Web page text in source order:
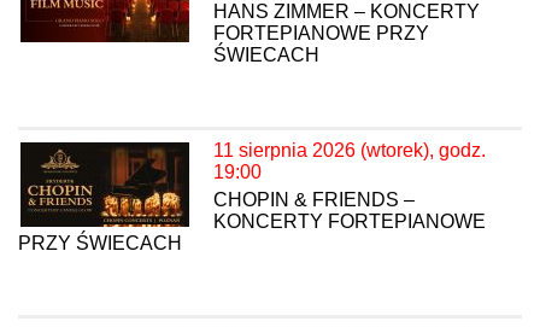
HANS ZIMMER – KONCERTY
FORTEPIANOWE PRZY
ŚWIECACH
11 sierpnia 2026 (wtorek), godz.
19:00
CHOPIN & FRIENDS –
KONCERTY FORTEPIANOWE
PRZY ŚWIECACH